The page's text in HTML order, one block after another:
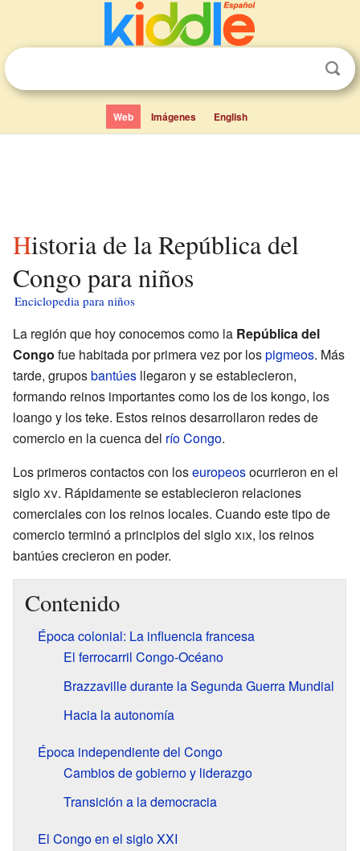
Web Imágenes English
Historia de la República del
Congo para niños
Enciclopedia para niños
La región que hoy conocemos como la República del
Congo fue habitada por primera vez por lospigmeos. Más
tarde, gruposbantúes llegaron y se establecieron,
formando reinos importantes como los de los kongo, los
loango y los teke. Estos reinos desarrollaron redes de
comercio en la cuenca del río Congo.
Los primeros contactos con loseuropeosocurrieron en el
sigloxv. Rápidamente se establecieron relaciones
comerciales con los reinos locales. Cuando este tipo de
comercio terminó a principios del sigloxix, los reinos
bantúes crecieron en poder.
Contenido
Época colonial: La influencia francesa
El ferrocarril Congo-Océano
Brazzaville durante la Segunda Guerra Mundial
Hacia la autonomía
Época independiente del Congo
Cambios de gobierno y liderazgo
Transición a la democracia
El Congo en el siglo XXI